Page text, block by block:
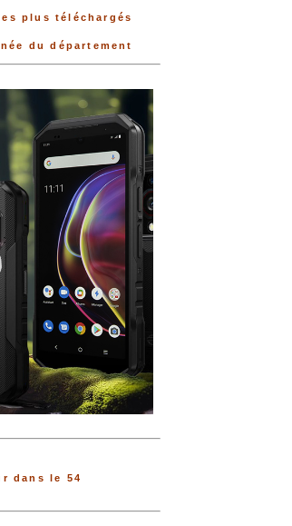
plus téléchargés
du département
dans le 54